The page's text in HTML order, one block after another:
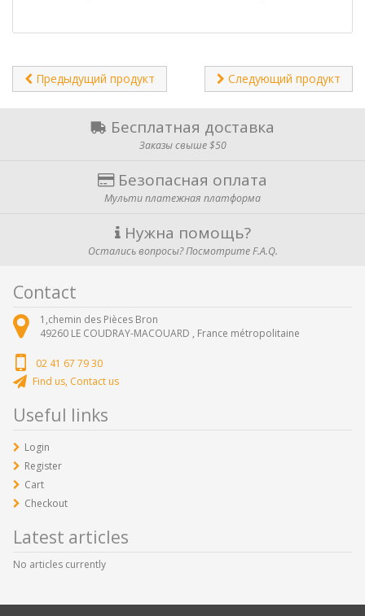
Предыдущий продукт Следующий продукт
Бесплатная доставка
Заказы свыше $50
Безопасная оплата
Мульти платежная платформа
Нужна помощь?
Остались вопросы? Посмотрите F.A.Q.
Contact
1,chemin des Pièces Bron
49260 LE COUDRAY-MACOUARD , France métropolitaine
02 41 67 79 30
Find us, Contact us
Useful links
Login
Register
Cart
Checkout
Latest articles
No articles currently